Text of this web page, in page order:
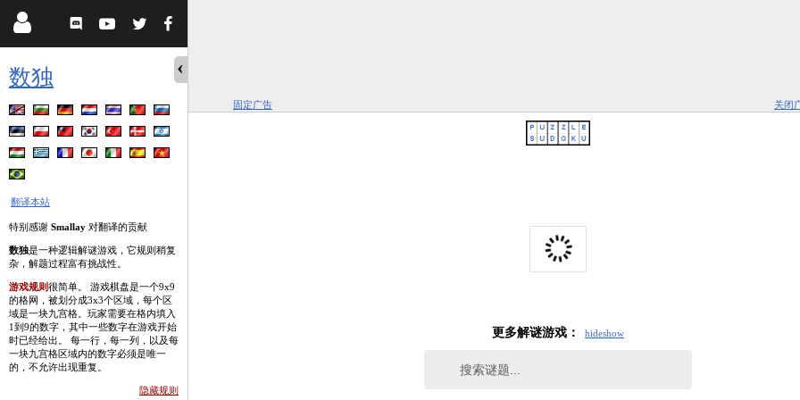
数独
翻译本站
特别感谢 Smallay 对翻译的贡献
数独是一种逻辑解谜游戏，它规则稍复
杂，解题过程富有挑战性。
游戏规则很简单。 游戏棋盘是一个9x9
的格网，被划分成3x3个区域，每个区
域是一块九宫格。玩家需要在格内填入
1到9的数字，其中一些数字在游戏开始
时已经给出。 每一行，每一列，以及每
一块九宫格区域内的数字必须是唯一
的，不允许出现重复。
隐藏规则
固定广告 关闭
更多解谜游戏： hideshow